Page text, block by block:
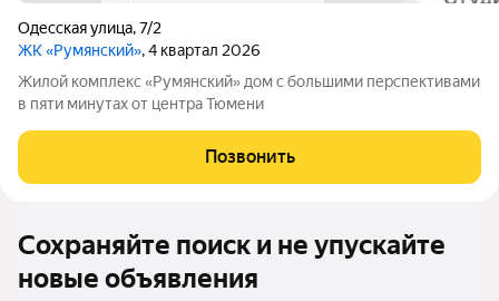
Одесская улица,7/2
ЖК «Румянский», 4 квартал 2026
Жилой комплекс «Румянский» дом с большими перспективами
в пяти минутах от центра Тюмени
Позвонить
Сохраняйте поиск и не упускайте
новые объявления